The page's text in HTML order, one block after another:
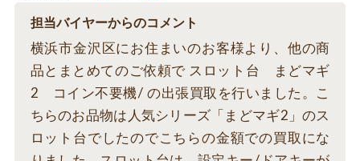
担当バイヤーからのコメント
横浜市金沢区にお住まいのお客様より、他の商
品とまとめてのご依頼で スロット台 まどマギ
2 コイン不要機/ の出張買取を行いました。こ
ちらのお品物は人気シリーズ「まどマギ2」のス
ロット台でしたのでこちらの金額での買取にな